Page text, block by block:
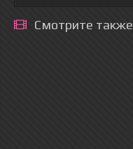
Смотрите также